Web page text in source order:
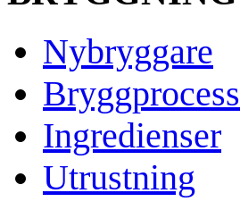
Nybryggare
Bryggprocess
Ingredienser
Utrustning